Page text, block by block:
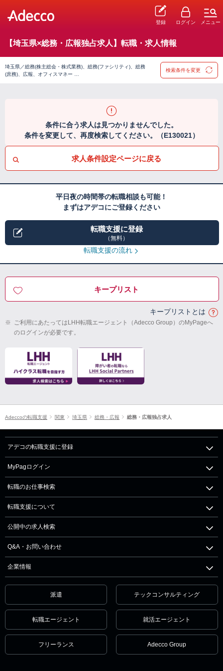
登録 ログイン メニュー
【埼玉県×総務・広報独占求人】転職・求人情報
埼玉県／総務(株主総会・株式業務)、総務(ファシリティ)、総務
(庶務)、広報、オフィスマネー …
検索条件を変更
条件に合う求人は見つかりませんでした。
条件を変更して、再度検索してください。（E130021）
求人条件設定ページに戻る
平日夜の時間帯の転職相談も可能！
まずはアデコにご登録ください
転職支援に登録
（無料）
転職支援の流れ
キープリスト
キープリストとは
※ ご利用にあたってはLHH転職エージェント（Adecco Group）のMyPageへ
のログインが必要です。
Adeccoの転職支援 関東 埼玉県 総務・広報 総務・広報独占求人
アデコの転職支援に登録
MyPagログイン
転職のお仕事検索
転職支援について
公開中の求人検索
Q&A・お問い合わせ
企業情報
派遣 テックコンサルティング
転職エージェント 就活エージェント
フリーランス Adecco Group